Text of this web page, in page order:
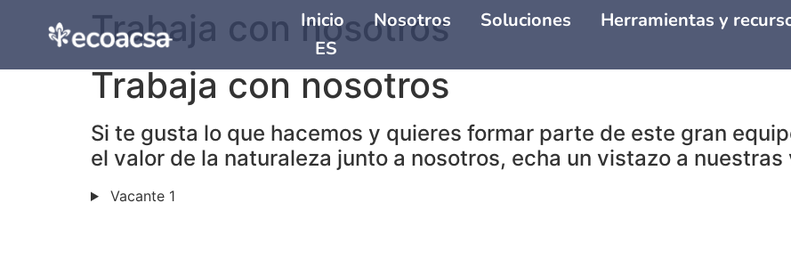
Inicio Nosotros Soluciones Herramientas y
ES
Trabaja con nosotros
Trabaja con nosotros
Si te gusta lo que hacemos y quieres formar parte de este gran
el valor de la naturaleza junto a nosotros, echa un vistazo a nuestras
Vacante 1